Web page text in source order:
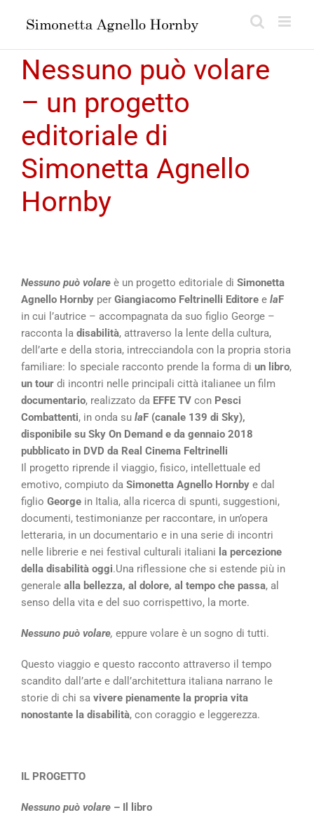
Nessuno può volare
– un progetto
editoriale di
Simonetta Agnello
Hornby
Nessuno può volare è un progetto editoriale di Simonetta
Agnello Hornby per Giangiacomo Feltrinelli Editore e laF
in cui l’autrice – accompagnata da suo figlio George –
racconta la disabilità, attraverso la lente della cultura,
dell’arte e della storia, intrecciandola con la propria storia
familiare: lo speciale racconto prende la forma di un libro,
un tour di incontri nelle principali città italianee un film
documentario, realizzato da EFFE TV con Pesci
Combattenti, in onda su laF (canale 139 di Sky),
disponibile su Sky On Demand e da gennaio 2018
pubblicato in DVD da Real Cinema Feltrinelli
Il progetto riprende il viaggio, fisico, intellettuale ed
emotivo, compiuto da Simonetta Agnello Hornby e dal
figlio George in Italia, alla ricerca di spunti, suggestioni,
documenti, testimonianze per raccontare, in un’opera
letteraria, in un documentario e in una serie di incontri
nelle librerie e nei festival culturali italiani la percezione
della disabilità oggi.Una riflessione che si estende più in
generale alla bellezza, al dolore, al tempo che passa, al
senso della vita e del suo corrispettivo, la morte.
Nessuno può volare, eppure volare è un sogno di tutti.
Questo viaggio e questo racconto attraverso il tempo
scandito dall’arte e dall’architettura italiana narrano le
storie di chi sa vivere pienamente la propria vita
nonostante la disabilità, con coraggio e leggerezza.
IL PROGETTO
Nessuno può volare – Il libro